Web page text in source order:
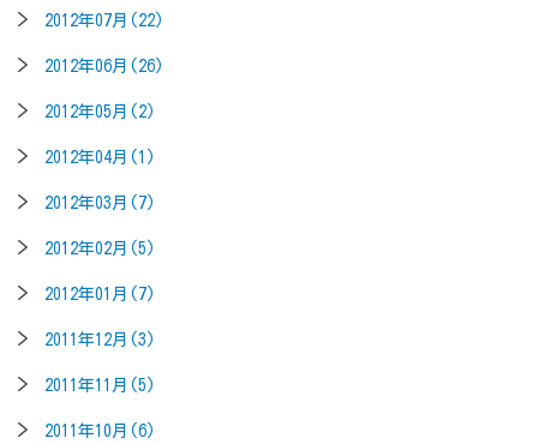
2012年07月(22)
2012年06月(26)
2012年05月(2)
2012年04月(1)
2012年03月(7)
2012年02月(5)
2012年01月(7)
2011年12月(3)
2011年11月(5)
2011年10月(6)